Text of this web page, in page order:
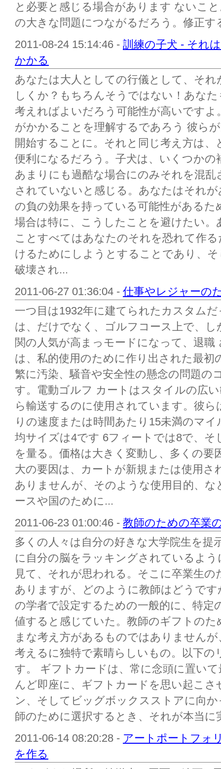
と必要と感じる場合があります ないこ
の大きな問題につながるだろう。修正す
2011-08-24 15:14:46 - 訓練の子犬 - それ
かかる
あなたは大人としての行儀として、そ
しくか？もちろんそうではない！あな
考えればよいだろう可能性が高いです
がかかることを理解するであろう 彼ら
開始することに。それと同じ考え方は
便利になるだろう。子犬は、いくつか
あまりにも過酷な場合にのみそれを混
されていないと感じる。あなたはそれ
の負の効果を持っている可能性がある
場合は特に、こうしたことを避けたい
ことすべてはあなたのそれを恐れて作
けるためにしようとすることであり、
破壊され...
2011-06-27 01:36:04 - 仕事やレジャーの
一つ目は1932年に建てられたカスタム
は、だけでなく、ゴルフコース上で、し
関の人気が高まっモードになって、退職
は、私的使用のために作り出された最初
繁に汚染、騒音や安全性の懸念の問題の
す。電動ゴルフ カートはスタイルの広
ら輸送するのに使用されています。彼
りの速度または時間あたり15未満のマ
均サイズは4です 6フィートでは8で、そ
を量る。価格は大きく変動し、多くの要
大の要因は、カートが新規または使用
ありませんが、そのような使用目的、
ースや国のために...
2011-06-23 01:00:46 - 教師のための卒業
多くの人々は自分の好きな大学院生を
に自分の脳をラッキングされているよ
見て、それが思われる。そこに卒業生
ありますが、どのように教師はどうで
の学者で設定するための一般的に、特定
値すると感じていた。教師のギフトの
まな考え方があるものではありません
考えるに独特で素晴らしいもの。以下
す。 ギフトカードは、常に念頭に置い
んど即座に、ギフトカードを思い起こ
ン、そしてビッグボックスストアに向
師のために選択するとき、それが本当に
2011-06-14 08:20:28 - アートポートフォ
を作る